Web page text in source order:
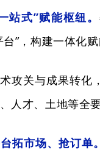
站式”赋能枢纽。
”，构建一体化赋
攻关与成果转化
人才、土地等全
台拓市场、抢订单